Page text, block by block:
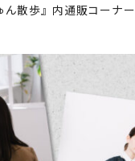
ん散歩』内通販コーナ